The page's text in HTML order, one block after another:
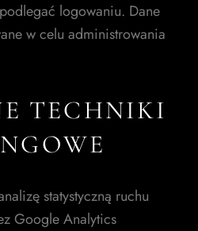
logowaniu. Dane
w celu administrowania
TECHNIKI
statystyczną ruchu
Google Analytics